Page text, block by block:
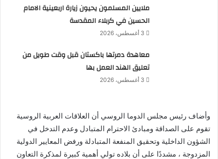
ملايين المسلمون يحيون زيارة اربعينية الامام
الحسين في كربلاء المقدسة
3 أغسطس، 2026
معاهدة دمرتها باكستان قبل وقت طويل من
تعليق الهند العمل بها
3 أغسطس، 2026
وأضاف رئيس مجلس الدوما الروسي أن العلاقات العربية الروسية
تقوم على الصداقة ومبادئ الاحترام المتبادل وعدم التدخل في
الشؤون الداخلية وتحقيق المنفعة المتبادلة ورفض المعايير الدولية
المزدوجة ، مشددًا على أن بلاده تولي أهمية كبيرة لمذكرة التعاون